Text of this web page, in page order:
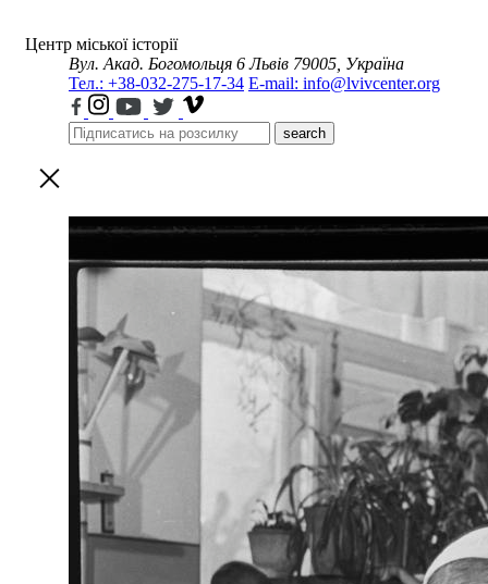
Центр міської історії
Вул. Акад. Богомольця 6 Львів 79005, Україна
Тел.: +38-032-275-17-34 E-mail: info@lvivcenter.org
search